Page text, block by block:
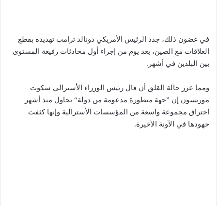
في غضون ذلك، جدد الرئيس الأمريكي دونالد ترامب تهديده بقطع
العلاقات مع الصين، بعد يوم من إجراء أول محادثات رفيعة المستوى
بين البلدين في أشهر.
ومما عزز حالة القلق أن قال رئيس الوزراء الأسترالي سكوت
موريسون إن ”جهة متطورة مدعومة من دولة“ تحاول منذ أشهر
اختراق مجموعة واسعة من المؤسسات الأسترالية وإنها كثفت
جهودها في الآونة الأخيرة.